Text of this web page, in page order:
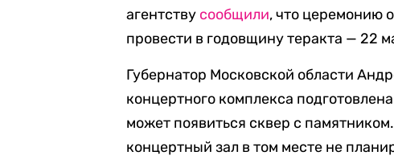
агентству сообщили, что церемонию
провести в годовщину теракта — 22
Губернатор Московской области
концертного комплекса
может появиться сквер с
концертный зал в том месте не